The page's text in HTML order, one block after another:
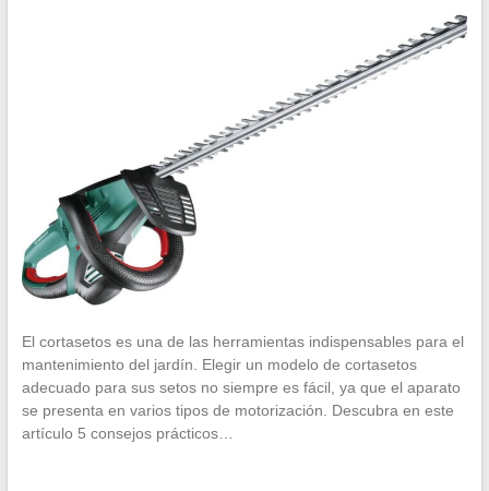
El cortasetos es una de las herramientas indispensables para el
mantenimiento del jardín. Elegir un modelo de cortasetos
adecuado para sus setos no siempre es fácil, ya que el aparato
se presenta en varios tipos de motorización. Descubra en este
artículo 5 consejos prácticos…